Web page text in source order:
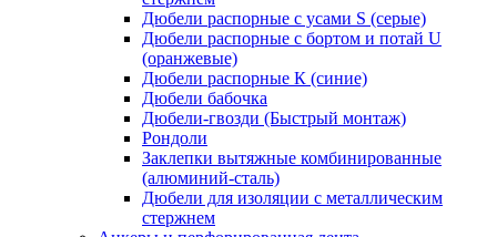
Дюбели распорные с усами S (серые)
Дюбели распорные c бортом и потай U
(оранжевые)
Дюбели распорные К (синие)
Дюбели бабочка
Дюбели-гвозди (Быстрый монтаж)
Рондоли
Заклепки вытяжные комбинированные
(алюминий-сталь)
Дюбели для изоляции с металлическим
стержнем